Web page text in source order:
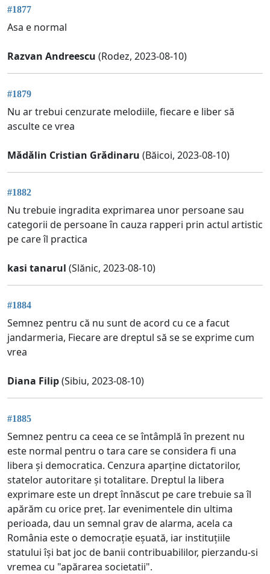
#1877
Asa e normal
Razvan Andreescu (Rodez, 2023-08-10)
#1879
Nu ar trebui cenzurate melodiile, fiecare e liber să
asculte ce vrea
Mădălin Cristian Grădinaru (Băicoi, 2023-08-10)
#1882
Nu trebuie ingradita exprimarea unor persoane sau
categorii de persoane în cauza rapperi prin actul artistic
pe care îl practica
kasi tanarul (Slănic, 2023-08-10)
#1884
Semnez pentru că nu sunt de acord cu ce a facut
jandarmeria, Fiecare are dreptul să se se exprime cum
vrea
Diana Filip(Sibiu, 2023-08-10)
#1885
Semnez pentru ca ceea ce se întâmplă în prezent nu
este normal pentru o tara care se considera fi una
libera și democratica. Cenzura aparține dictatorilor,
statelor autoritare și totalitare. Dreptul la libera
exprimare este un drept înnăscut pe care trebuie sa îl
apărăm cu orice preț. Iar evenimentele din ultima
perioada, dau un semnal grav de alarma, acela ca
România este o democrație eșuată, iar instituțiile
statului își bat joc de banii contribuabililor, pierzandu-si
vremea cu "apărarea societatii".